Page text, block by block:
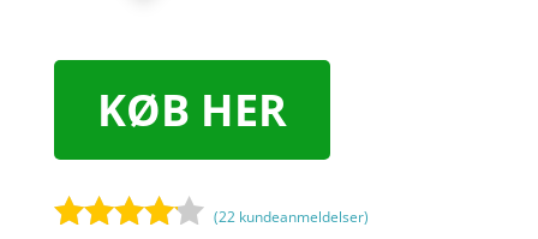
KØB HER
(22 kundeanmeldelser)